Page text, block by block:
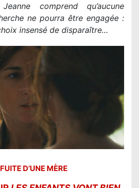
comprend qu’aucune
ne pourra être engagée :
insensé de disparaître…
D’UNE MÈRE